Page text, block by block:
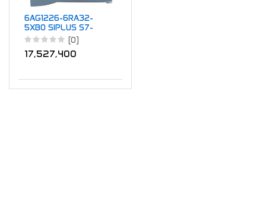
6AG1226-6RA32-
5XB0 SIPLUS S7-
1200 SM 1226 F-DQ
(0)
17,527,400